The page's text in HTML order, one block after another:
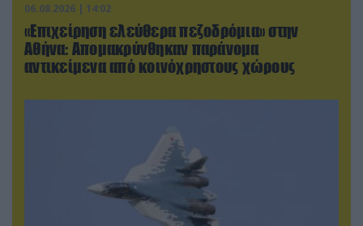
06.08.2026 | 14:02
«Επιχείρηση ελεύθερα πεζοδρόμια» στην
Αθήνα: Απομακρύνθηκαν παράνομα
αντικείμενα από κοινόχρηστους χώρους